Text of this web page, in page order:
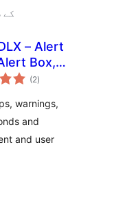
– Alert
Box,
and
(2مجموعی
درجہ
)
warnings,
and
and user